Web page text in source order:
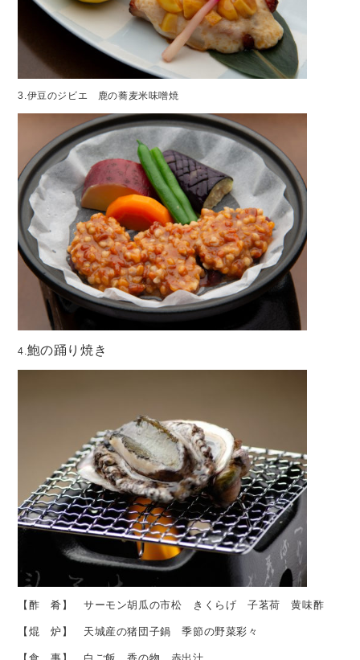
3.伊豆のジビエ 鹿の蕎麦米味噌焼
4.鮑の踊り焼き
【酢 肴】 サーモン胡瓜の市松 きくらげ 子茗荷 黄味酢
【焜 炉】 天城産の猪団子鍋 季節の野菜彩々